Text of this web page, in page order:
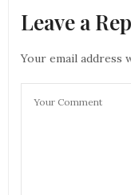
Leave a
Your email address